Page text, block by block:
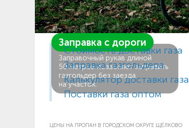
Заправка с дороги
Заправочный рукав длиной
50 метров позволяет заправить
газгольдер без заезда
на участок.
Стоимость доставки газа
Заправка газгольдера
Калькулятор доставки газа
Поставки газа оптом
ЦЕНЫ НА ПРОПАН В ГОРОДСКОМ ОКРУГЕ ЩЁЛКОВО